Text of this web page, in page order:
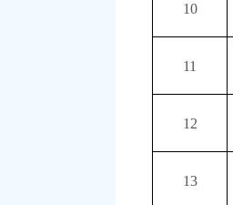
10
11
12
13